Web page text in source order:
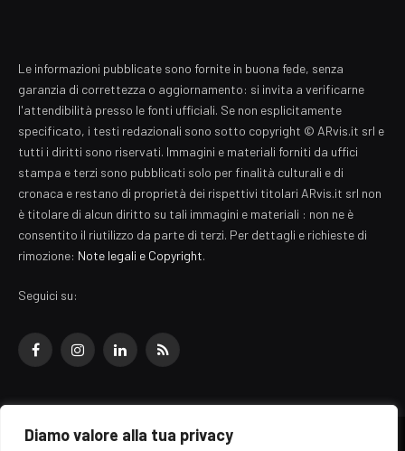
Diamo valore alla tua privacy
Le informazioni pubblicate sono fornite in buona fede, senza
garanzia di correttezza o aggiornamento: si invita a verificarne
l'attendibilità presso le fonti ufficiali. Se non esplicitamente
specificato, i testi redazionali sono sotto copyright © ARvis.it srl e
tutti i diritti sono riservati. Immagini e materiali forniti da uffici
stampa e terzi sono pubblicati solo per finalità culturali e di
cronaca e restano di proprietà dei rispettivi titolari ARvis.it srl non
è titolare di alcun diritto su tali immagini e materiali : non ne è
consentito il riutilizzo da parte di terzi. Per dettagli e richieste di
rimozione: Note legali e Copyright.
Seguici su:
FacebookInstagramLinkedInRSS